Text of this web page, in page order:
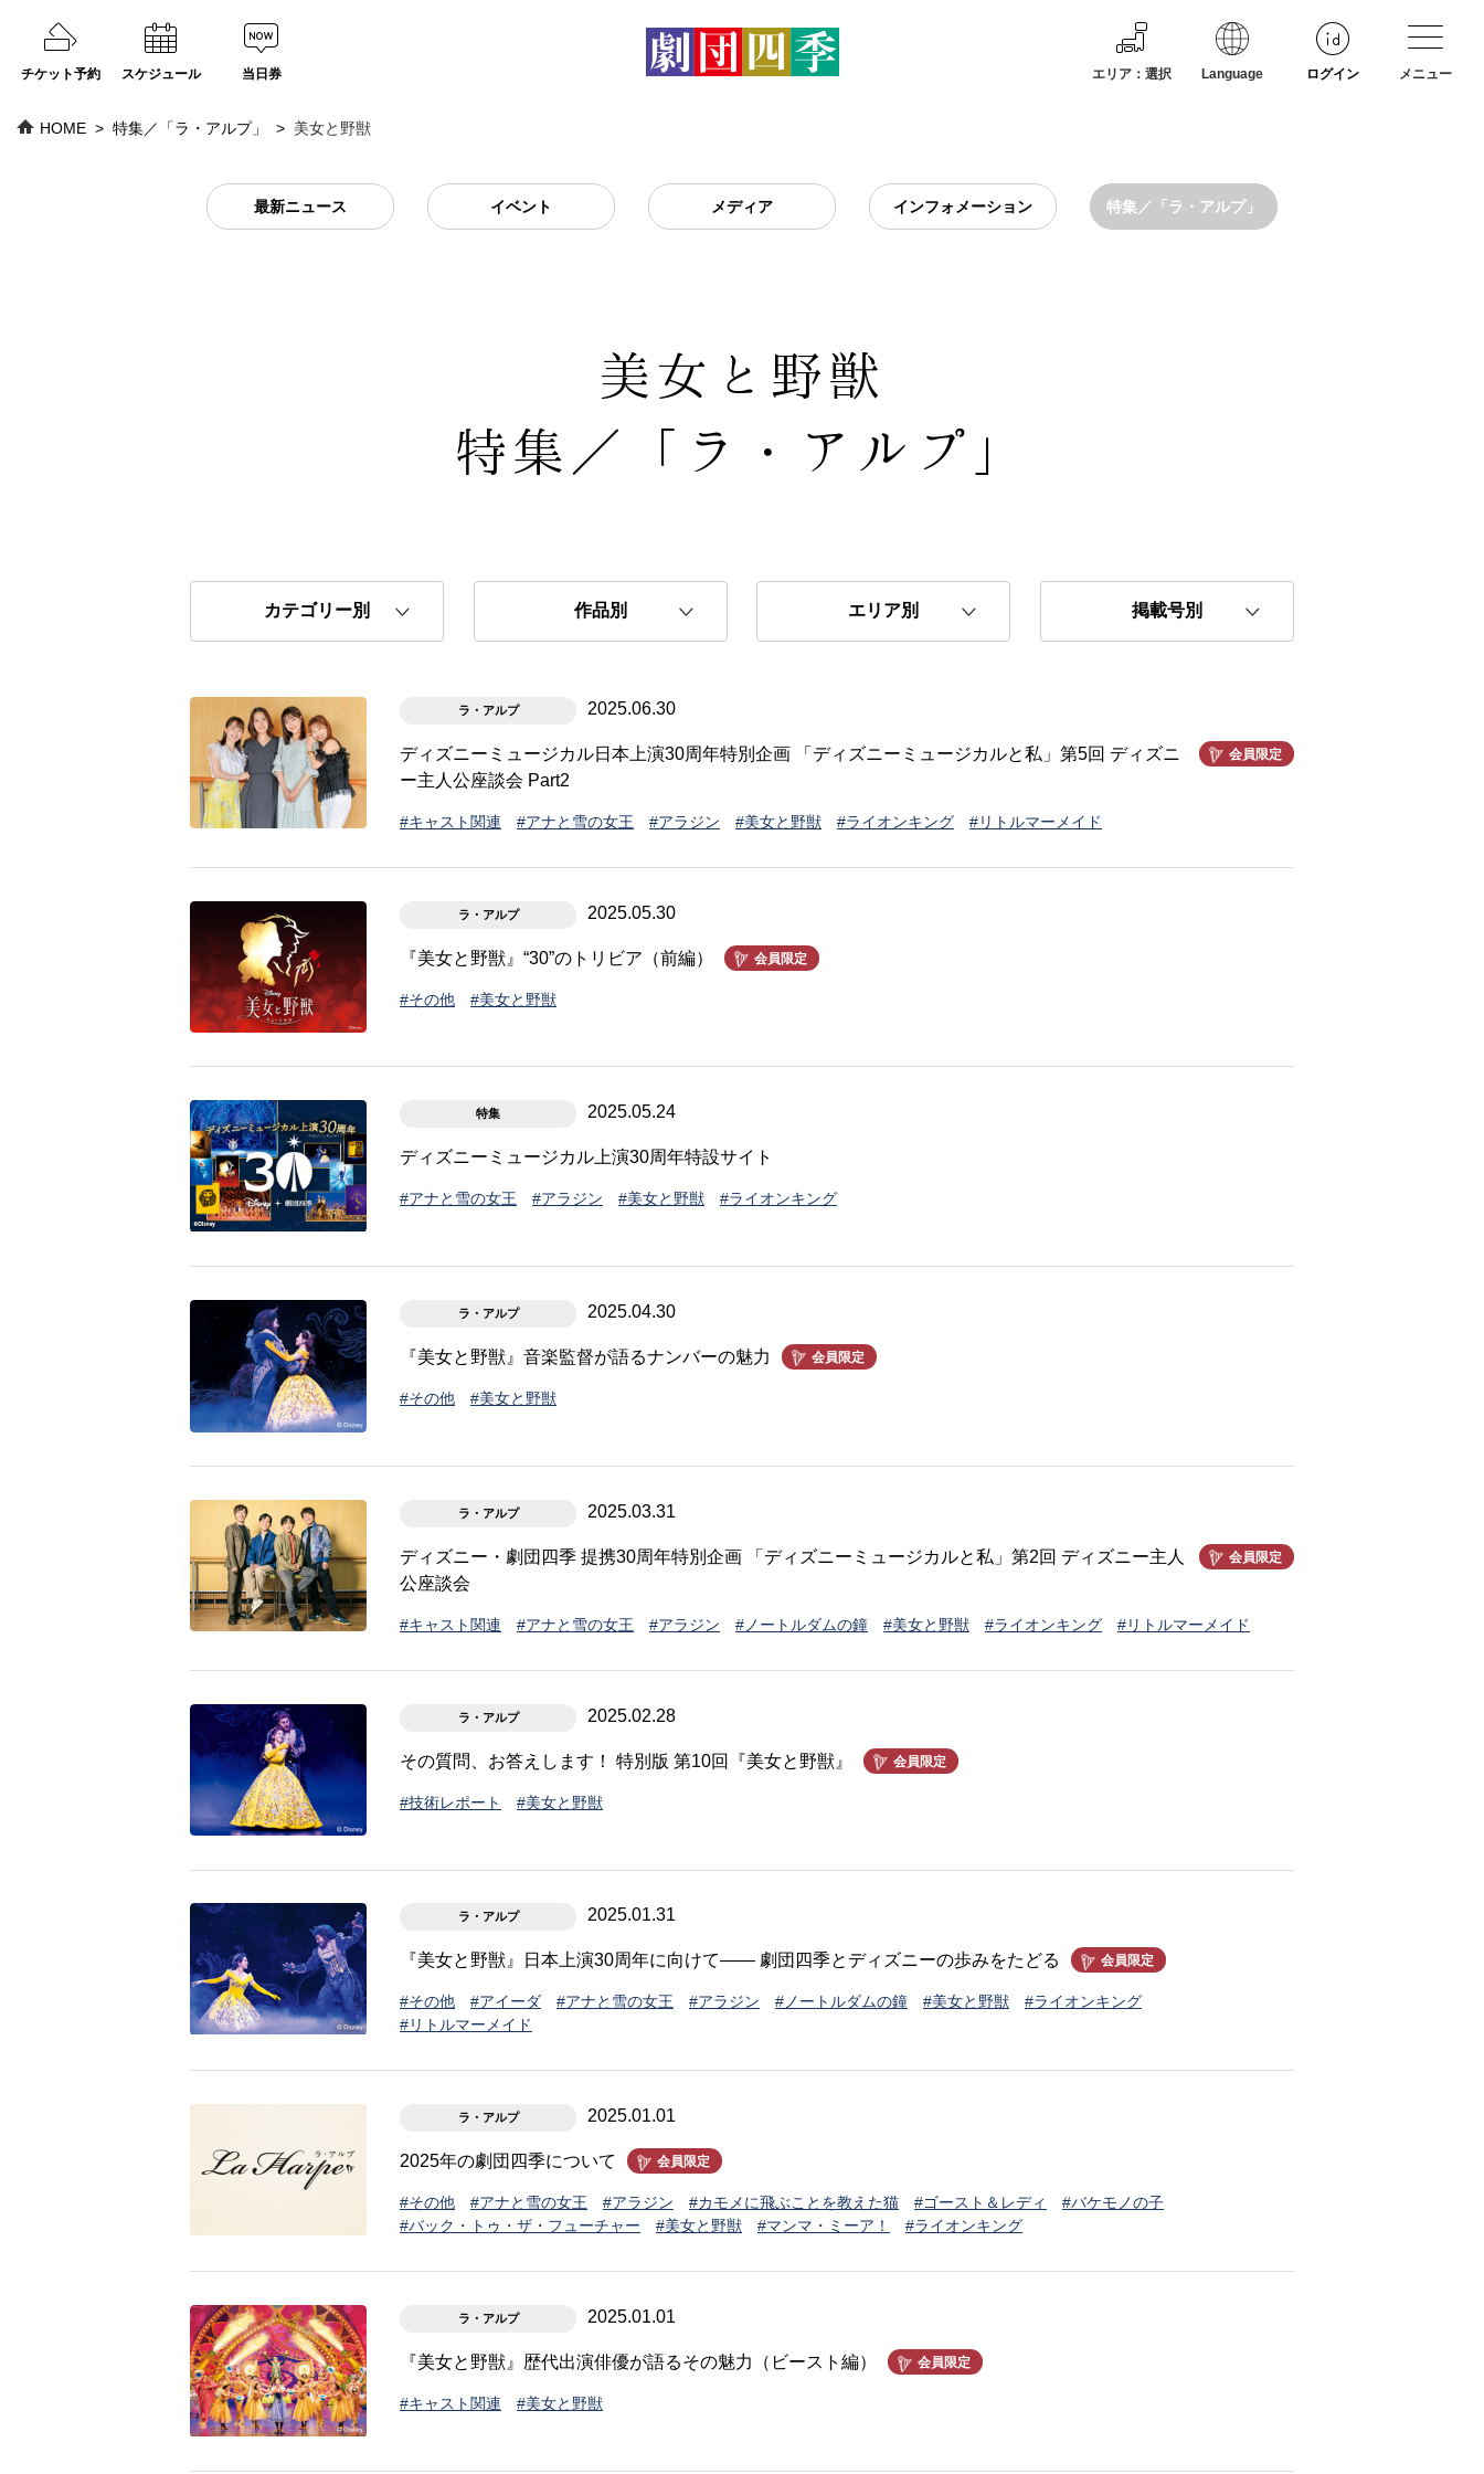
エリア ： 選択 Language ログイン
チケット予約 スケジュール 当日券 メニュー
HOME 特集／「ラ・アルプ」 美女と野獣
最新ニュース イベント メディア インフォメーション 特集／「ラ・アルプ」
美女と野獣
特集／「ラ・アルプ」
ラ・アルプ 2025.06.30
ディズニーミュージカル日本上演30周年特別企画 「ディズニーミュージカルと私」第5回 ディズニ
ー主人公座談会 Part2
会員限定
#キャスト関連 #アナと雪の女王 #アラジン #美女と野獣 #ライオンキング #リトルマーメイド
ラ・アルプ 2025.05.30
『美女と野獣』“30”のトリビア（前編） 会員限定
#その他 #美女と野獣
特集 2025.05.24
ディズニーミュージカル上演30周年特設サイト
#アナと雪の女王 #アラジン #美女と野獣 #ライオンキング
ラ・アルプ 2025.04.30
『美女と野獣』音楽監督が語るナンバーの魅力 会員限定
#その他 #美女と野獣
ラ・アルプ 2025.03.31
ディズニー・劇団四季 提携30周年特別企画 「ディズニーミュージカルと私」第2回 ディズニー主人
公座談会
会員限定
#キャスト関連 #アナと雪の女王 #アラジン #ノートルダムの鐘 #美女と野獣 #ライオンキング #リトルマーメイド
ラ・アルプ 2025.02.28
その質問、お答えします！ 特別版 第10回『美女と野獣』 会員限定
#技術レポート #美女と野獣
ラ・アルプ 2025.01.31
『美女と野獣』日本上演30周年に向けて―― 劇団四季とディズニーの歩みをたどる 会員限定
#その他 #アイーダ #アナと雪の女王 #アラジン #ノートルダムの鐘 #美女と野獣
#ライオンキング
#リトルマーメイド
ラ・アルプ 2025.01.01
2025年の劇団四季について 会員限定
#その他 #アナと雪の女王 #アラジン #カモメに飛ぶことを教えた猫 #ゴースト＆レディ
#バケモノの子
#バック・トゥ・ザ・フューチャー
#美女と野獣 #マンマ・ミーア！ #ライオンキング
ラ・アルプ 2025.01.01
『美女と野獣』歴代出演俳優が語るその魅力（ビースト編） 会員限定
#キャスト関連 #美女と野獣